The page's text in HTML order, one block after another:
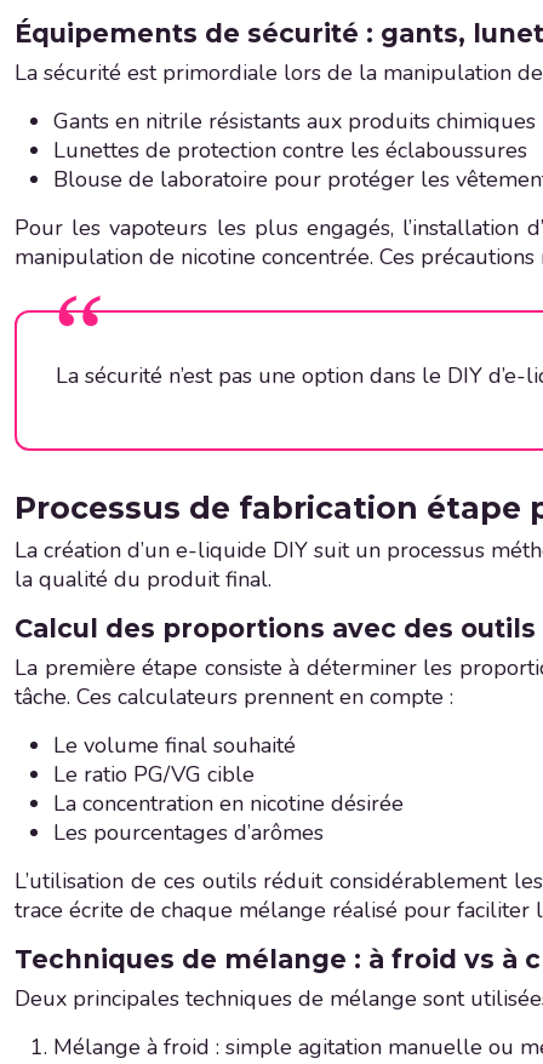
Équipements de sécurité : gants,
La sécurité est primordiale lors de la manipulation
Gants en nitrile résistants aux produits chimiques
Lunettes de protection contre les éclaboussures
Blouse de laboratoire pour protéger les
Pour les vapoteurs les plus engagés, l’installation
manipulation de nicotine concentrée. Ces
La sécurité n’est pas une option dans le DIY
Processus de fabrication étape
La création d’un e-liquide DIY suit un processus
la qualité du produit final.
Calcul des proportions avec des
La première étape consiste à déterminer les
tâche. Ces calculateurs prennent en compte :
Le volume final souhaité
Le ratio PG/VG cible
La concentration en nicotine désirée
Les pourcentages d’arômes
L’utilisation de ces outils réduit considérablement
trace écrite de chaque mélange réalisé pour
Techniques de mélange : à froid vs à
Deux principales techniques de mélange sont
Mélange à froid : simple agitation manuelle ou